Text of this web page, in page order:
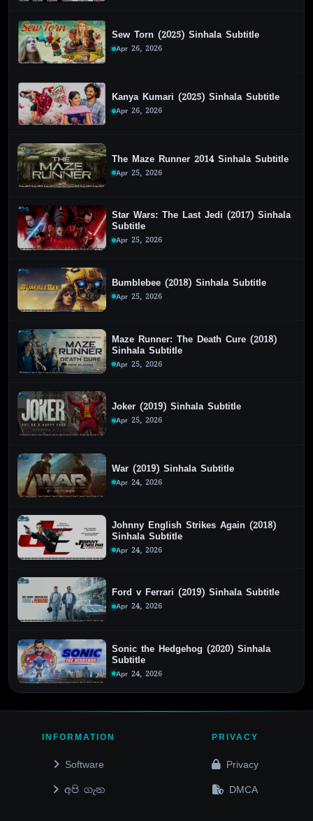
Sew Torn (2025) Sinhala Subtitle
Apr 26, 2026
Kanya Kumari (2025) Sinhala Subtitle
Apr 26, 2026
The Maze Runner 2014 Sinhala Subtitle
Apr 25, 2026
Star Wars: The Last Jedi (2017) Sinhala
Subtitle
Apr 25, 2026
Bumblebee (2018) Sinhala Subtitle
Apr 25, 2026
Maze Runner: The Death Cure (2018)
Sinhala Subtitle
Apr 25, 2026
Joker (2019) Sinhala Subtitle
Apr 25, 2026
War (2019) Sinhala Subtitle
Apr 24, 2026
Johnny English Strikes Again (2018)
Sinhala Subtitle
Apr 24, 2026
Ford v Ferrari (2019) Sinhala Subtitle
Apr 24, 2026
Sonic the Hedgehog (2020) Sinhala
Subtitle
Apr 24, 2026
INFORMATION
Software
අපි ගැන
PRIVACY
Privacy
DMCA